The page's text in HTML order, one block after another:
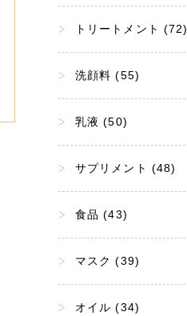
トリートメント (72)
洗顔料 (55)
乳液 (50)
サプリメント (48)
食品 (43)
マスク (39)
オイル (34)